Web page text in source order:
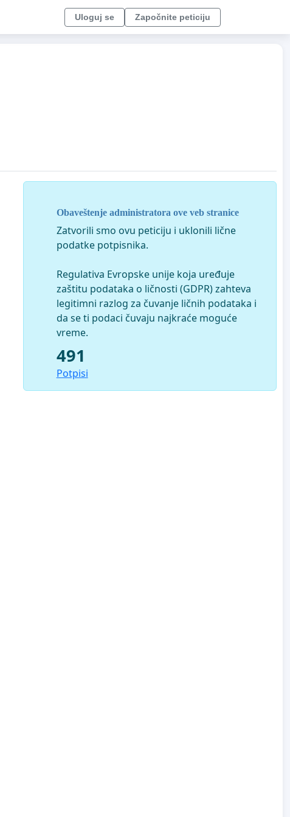
Uloguj se Započnite peticiju
Obaveštenje administratora ove veb stranice
Zatvorili smo ovu peticiju i uklonili lične
podatke potpisnika.
Regulativa Evropske unije koja uređuje
zaštitu podataka o ličnosti (GDPR) zahteva
legitimni razlog za čuvanje ličnih podataka i
da se ti podaci čuvaju najkraće moguće
vreme.
491
Potpisi